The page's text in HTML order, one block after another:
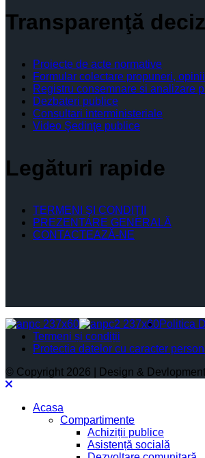
Transparenţă
Proiecte de acte normative
Formular colectare propuneri, opinii
Registru consemnare si analizare
Dezbateri publice
Consultari interministeriale
Video Şedinţe publice
Legături rapide
TERMENI ŞI CONDIŢII
PREZENTARE GENERALĂ
CONTACTEAZĂ-NE
Politica
Termeni și condiții
Protectia datelor cu caracter
© Copyright 2026 | Design &
Acasa
Compartimente
Achiziții publice
Asistență socială